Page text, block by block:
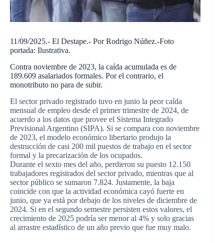
11/09/2025.- El Destape.- Por Rodrigo Núñez.-Foto
portada: Ilustrativa.
Contra noviembre de 2023, la caída acumulada es de
189.609 asalariados formales. Por el contrario, el
monotributo no para de subir.
El sector privado registrado tuvo en junio la peor caída
mensual de empleo desde el primer trimestre de 2024, de
acuerdo a los datos que provee el Sistema Integrado
Previsional Argentino (SIPA). Si se compara con noviembre
de 2023, el modelo económico libertario produjo la
destrucción de casi 200 mil puestos de trabajo en el sector
formal y la precarización de los ocupados.
Durante el sexto mes del año, perdieron su puesto 12.150
trabajadores registrados del sector privado, mientras que al
sector público se sumaron 7.824. Justamente, la baja
coincide con que la actividad económica cayó fuerte en
junio, que ya está por debajo de los niveles de diciembre de
2024. Si en el segundo semestre persisten estos valores, el
crecimiento de 2025 podría ser menor al 4% y solo gracias
al arrastre estadístico de un año previo que fue muy malo.